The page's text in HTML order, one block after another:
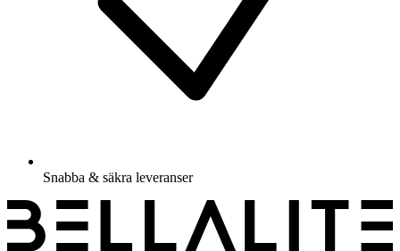
Snabba & säkra leveranser